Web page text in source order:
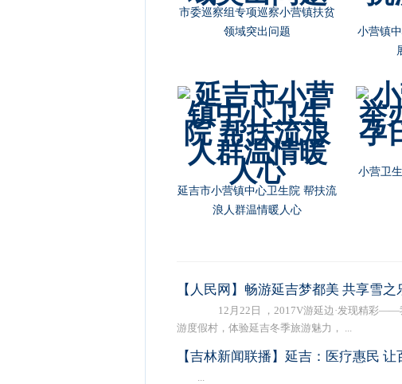
市委巡察组专项巡察小营镇扶贫
领域突出问题
小营镇
延吉市小营镇中心卫生院 帮扶流
浪人群温情暖人心
小营卫
【人民网】畅游延吉梦都美 共享雪之
12月22日 ，2017V游延边·发现精彩——
游度假村，体验延吉冬季旅游魅力， ...
【吉林新闻联播】延吉：医疗惠民
...